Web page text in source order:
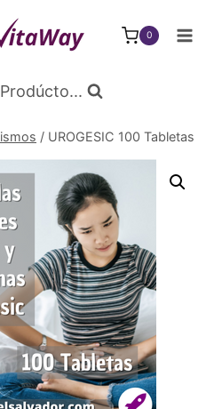
0
/ UROGESIC 100 Tabletas